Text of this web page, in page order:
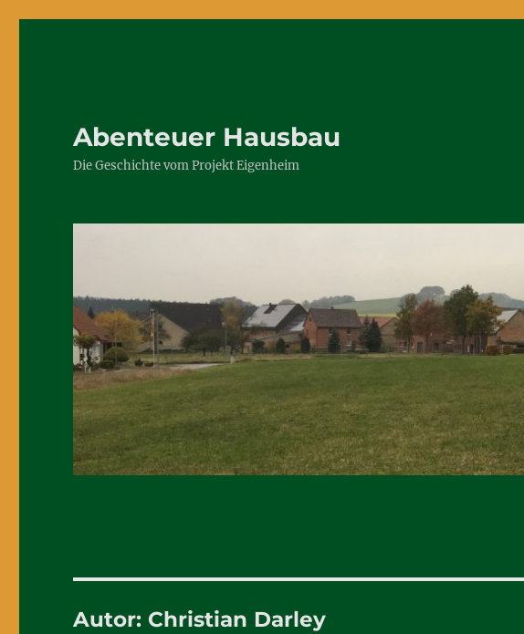
Abenteuer Hausbau
Die Geschichte vom Projekt Eigenheim
Autor: Christian Darley